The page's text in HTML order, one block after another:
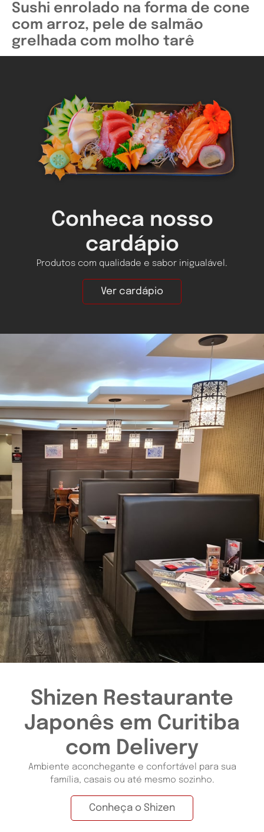
Sushi enrolado na forma de cone
com arroz, pele de salmão
grelhada com molho tarê
Conheca nosso
cardápio
Produtos com qualidade e sabor inigualável.
Ver cardápio
Shizen Restaurante
Japonês em Curitiba
com Delivery
Ambiente aconchegante e confortável para sua
família, casais ou até mesmo sozinho.
Conheça o Shizen